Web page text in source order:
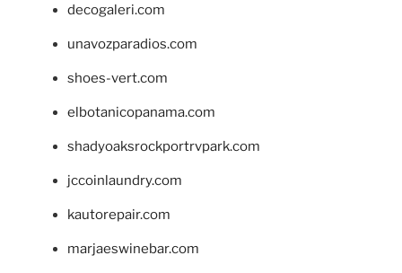
decogaleri.com
unavozparadios.com
shoes-vert.com
elbotanicopanama.com
shadyoaksrockportrvpark.com
jccoinlaundry.com
kautorepair.com
marjaeswinebar.com